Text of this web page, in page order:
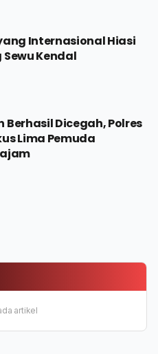
Internasional Hiasi
Kendal
Berhasil Dicegah, Polres
Lima Pemuda
artikel